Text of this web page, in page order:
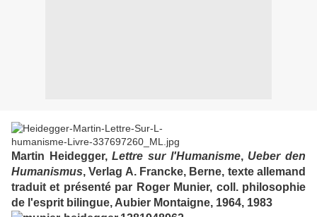
Martin Heidegger,Lettre sur l'Humanisme, Ueber den
Humanismus, Verlag A. Francke, Berne, texte allemand
traduit et présenté par Roger Munier, coll. philosophie
de l'esprit bilingue, Aubier Montaigne, 1964, 1983